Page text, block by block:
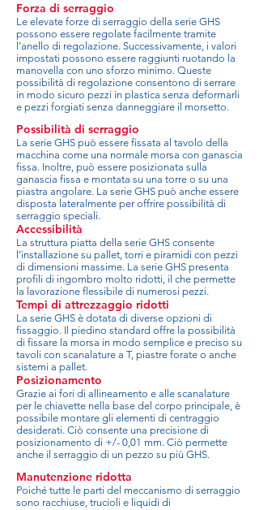
Forza di serraggio
Le elevate forze di serraggio della serie GHS
possono essere regolate facilmente tramite
l’anello di regolazione. Successivamente, i valori
impostati possono essere raggiunti ruotando la
manovella con uno sforzo minimo. Queste
possibilità di regolazione consentono di serrare
in modo sicuro pezzi in plastica senza deformarli
e pezzi forgiati senza danneggiare il morsetto.
Possibilità di serraggio
La serie GHS può essere fissata al tavolo della
macchina come una normale morsa con ganascia
fissa. Inoltre, può essere posizionata sulla
ganascia fissa e montata su una torre o su una
piastra angolare. La serie GHS può anche essere
disposta lateralmente per offrire possibilità di
serraggio speciali.
Accessibilità
La struttura piatta della serie GHS consente
l’installazione su pallet, torri e piramidi con pezzi
di dimensioni massime. La serie GHS presenta
profili di ingombro molto ridotti, il che permette
la lavorazione flessibile di numerosi pezzi.
Tempi di attrezzaggio ridotti
La serie GHS è dotata di diverse opzioni di
fissaggio. Il piedino standard offre la possibilità
di fissare la morsa in modo semplice e preciso su
tavoli con scanalature a T, piastre forate o anche
sistemi a pallet.
Posizionamento
Grazie ai fori di allineamento e alle scanalature
per le chiavette nella base del corpo principale, è
possibile montare gli elementi di centraggio
desiderati. Ciò consente una precisione di
posizionamento di +/- 0,01 mm. Ciò permette
anche il serraggio di un pezzo su più GHS.
Manutenzione ridotta
Poiché tutte le parti del meccanismo di serraggio
sono racchiuse, trucioli e liquidi di